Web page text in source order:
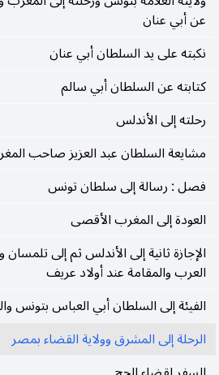
عن أبي عنان
نكبته على يد السلطان أبي عنان
كتابته عن السلطان أبي سالم
رحلته إلى الأندلس
مشايعة السلطان عبد العزيز صاحب
فصل : رسالة إلى سلطان تونس
العودة إلى المغرب الأقصى
الإجازة ثانية إلى الأندلس ثم إلى تلمسان
العرب والمقامة عند أولاد عريف
الفيئة إلى السلطان أبي العباس بتونس
الرحلة إلى المشرق وولاية القضاء بمصر
في شأني ما كان في السفرة
لتجار الإسكندرية قد شحنها
، وهي مقلعة إلى الإسكندرية ،
وتوسلت إليه في تخلية سبيلي
ذلك ، وخرجت إلى المرسى ،
من أعيان الدولة والبلد وطلبة
البحر منتصف شعبان من
كانت الخيرة من الله سبحانه ،
عندي من آثار العلم ، والله ولي